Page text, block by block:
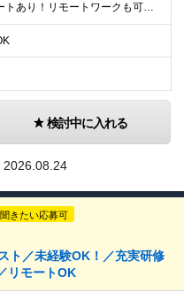
＼上京支援サポートあり！リモートワークも可！／ ★転勤なし／希望を考慮★ 全国、⼀都三県、関東、中部、関⻄、中国、九州など多数 【本社】東京都新宿区新宿1-19-10 サンモールクレスト5F 【プロ
検討中に入れる
2026.08.24
きたい応募可
ト／未経験OK！／充実研修
リモートOK